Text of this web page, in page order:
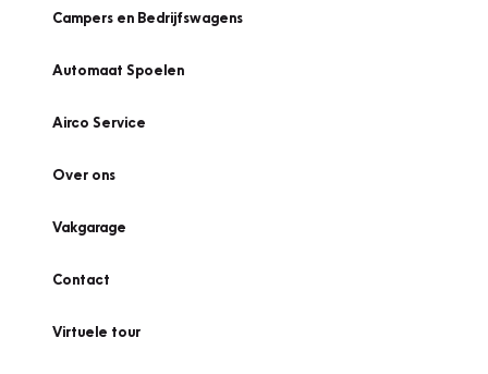
Campers en Bedrijfswagens
Automaat Spoelen
Airco Service
Over ons
Vakgarage
Contact
Virtuele tour